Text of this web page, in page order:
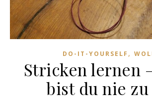
DO-IT-YOURSELF ,
Stricken lernen
bist du nie zu